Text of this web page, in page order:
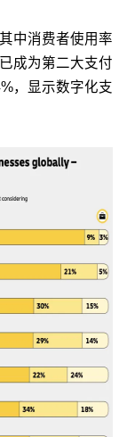
中消费者使用率
成为第二大支付
，显示数字化支